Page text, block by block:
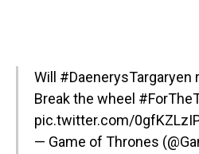
Will #DaenerysTargaryen
Break the wheel
pic.twitter.com/
— Game of Thrones